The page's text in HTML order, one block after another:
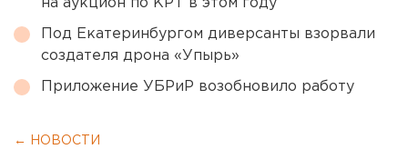
на аукцион по КРТ в этом году
Под Екатеринбургом диверсанты взорвали
создателя дрона «Упырь»
Приложение УБРиР возобновило работу
← НОВОСТИ